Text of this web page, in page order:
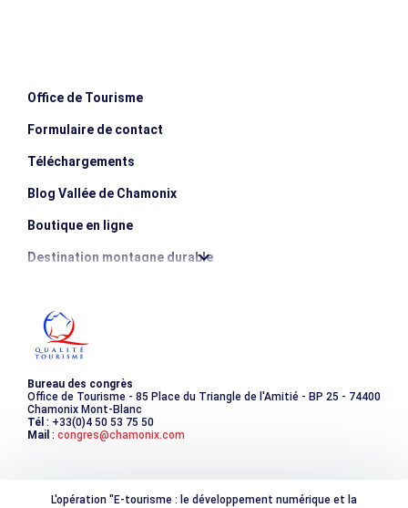
Office de Tourisme
Formulaire de contact
Téléchargements
Blog Vallée de Chamonix
Boutique en ligne
Destination montagne durable
Photothèque
Bureau des congrès
Office de Tourisme - 85 Place du Triangle de l'Amitié - BP 25 - 74400
Chamonix Mont-Blanc
Tél : +33(0)4 50 53 75 50
Mail : congres@chamonix.com
L'opération "E-tourisme : le développement numérique et la